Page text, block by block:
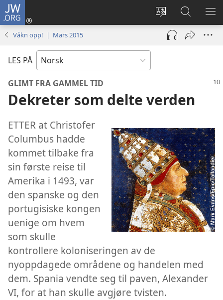
JW.ORG
Endre
språk
Logg
inn
(åpner
vindu)
Søk
på
JW.ORG
VIS
Våkn opp! | Mars 2015
LES PÅ
GLIMT FRA GAMMEL TID
Dekreter som delte verden
ETTER at Christofer
Columbus hadde
kommet tilbake fra
sin første reise til
Amerika i 1493, var
den spanske og den
portugisiske kongen
uenige om hvem
som skulle
kontrollere koloniseringen av de
nyoppdagede områdene og handelen med
dem. Spania vendte seg til paven, Alexander
VI, for at han skulle avgjøre tvisten.